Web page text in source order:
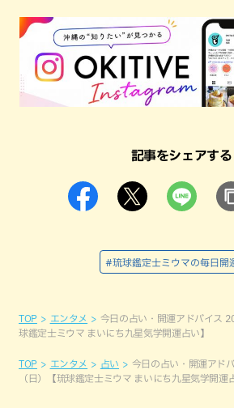
記事をシェアする
#琉球鑑定士ミウマの毎日開
TOP エンタメ
今日の占い・開運アドバイス
球鑑定士ミウマ まいにち九星気学開運占い】
TOP エンタメ 占い
今日の占い・開運アド
（日）【琉球鑑定士ミウマ まいにち九星気学開運